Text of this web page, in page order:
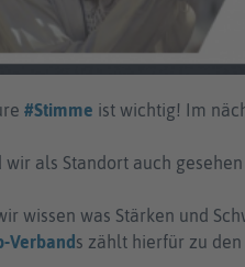
#Stimme ist wichtig! Im
als Standort auch
wissen was Stärken und
Verband s zählt hierfür zu